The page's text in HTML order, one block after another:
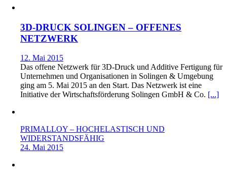
3D-DRUCK SOLINGEN – OFFENES
NETZWERK
12. Mai 2015
Das offene Netzwerk für 3D-Druck und Additive Fertigung für
Unternehmen und Organisationen in Solingen & Umgebung
ging am 5. Mai 2015 an den Start. Das Netzwerk ist eine
Initiative der Wirtschaftsförderung Solingen GmbH & Co. [...]
PRIMALLOY – HOCHELASTISCH UND
WIDERSTANDSFÄHIG
24. Mai 2015